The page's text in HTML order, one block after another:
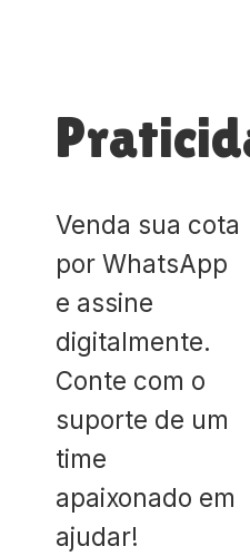
Venda sua cota
por WhatsApp
e assine
digitalmente.
Conte com o
suporte de um
time
apaixonado em
ajudar!